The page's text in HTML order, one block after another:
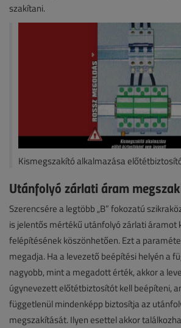
szakítani.
Kismegszakító alkalmazása
Utánfolyó zárlati áram
Szerencsére a legtöbb „B” fokozatú
is jelentős mértékű utánfolyó zárlati áramot
felépítésének köszönhetően. Ezt a
megadja. Ha a levezető beépítési helyén a
nagyobb, mint a megadott érték, akkor a
úgynevezett előtétbiztosítót kell beépíteni,
függetlenül mindenképp biztosítja az
megszakítását. Ilyen esettel akkor